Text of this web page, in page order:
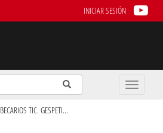
INICIAR SESIÓN
Enviar
Buscar
Toggle
BECARIOS TIC. GESPETI...